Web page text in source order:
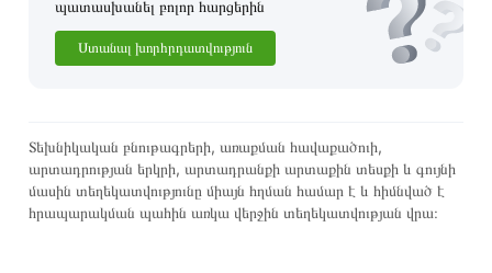
պատասխանել բոլոր հարցերին
Ստանալ խորհրդատվություն
Տեխնիկական բնութագրերի, առաքման հավաքածուի,
արտադրության երկրի, արտադրանքի արտաքին տեսքի և գույնի
մասին տեղեկատվությունը միայն հղման համար է և հիմնված է
հրապարակման պահին առկա վերջին տեղեկատվության վրա։